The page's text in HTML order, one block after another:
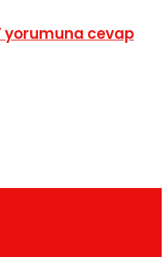
yorumuna cevap